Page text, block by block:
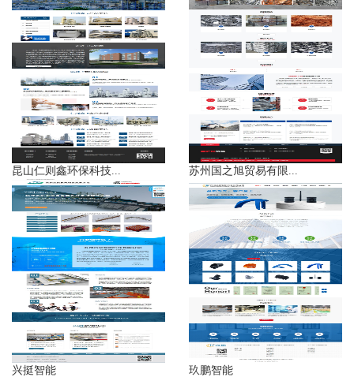
昆山仁则鑫环保科技... 苏州国之旭贸易有限...
兴挺智能 玖鹏智能